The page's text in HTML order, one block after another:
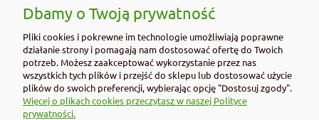
PŁATNOŚCI I DOSTAWA
INFORMACJE
O NAS
Dbamy o Twoją prywatność
Pliki cookies i pokrewne im technologie umożliwiają poprawne
działanie strony i pomagają nam dostosować ofertę do Twoich
potrzeb. Możesz zaakceptować wykorzystanie przez nas
wszystkich tych plików i przejść do sklepu lub dostosować użycie
plików do swoich preferencji, wybierając opcję "Dostosuj zgody".
Więcej o plikach cookies przeczytasz w naszej Polityce
prywatności.